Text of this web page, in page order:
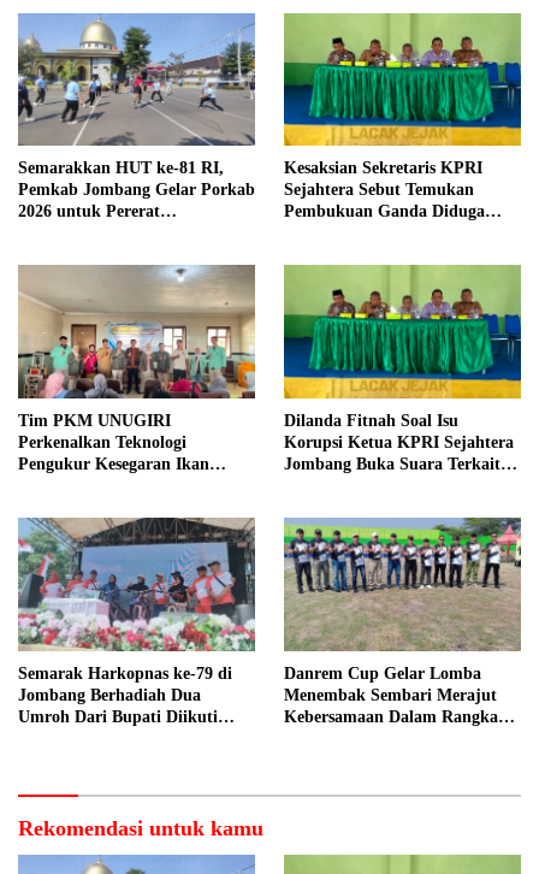
Semarakkan HUT ke-81 RI,
Pemkab Jombang Gelar Porkab
2026 untuk Pererat
Kesaksian Sekretaris KPRI
Sejahtera Sebut Temukan
Pembukuan Ganda Diduga
Tim PKM UNUGIRI
Perkenalkan Teknologi
Pengukur Kesegaran Ikan
Dilanda Fitnah Soal Isu
Korupsi Ketua KPRI Sejahtera
Jombang Buka Suara Terkait
Semarak Harkopnas ke-79 di
Jombang Berhadiah Dua
Umroh Dari Bupati Diikuti
Danrem Cup Gelar Lomba
Menembak Sembari Merajut
Kebersamaan Dalam Rangka
Rekomendasi untuk kamu